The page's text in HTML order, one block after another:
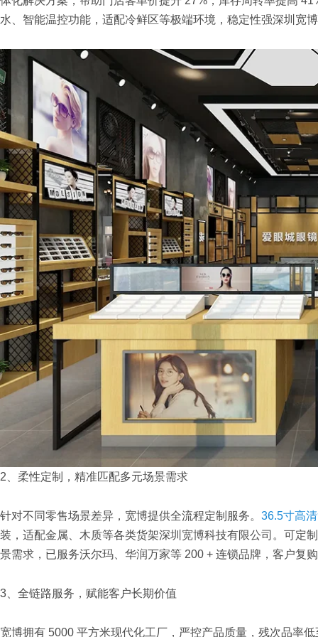
水、智能温控功能，适配冷鲜区等极端环境，稳定性强深圳宽
2、柔性定制，精准匹配多元场景需求
针对不同零售场景差异，宽博提供全流程定制服务。 36.5寸高
装，适配金属、木质等各类货架深圳宽博科技有限公司。可定
景需求，已服务沃尔玛、华润万家等 200 + 连锁品牌，客户复
3、全链路服务，赋能客户长期价值
宽博拥有 5000 平方米现代化工厂，严控产品质量，残次品率